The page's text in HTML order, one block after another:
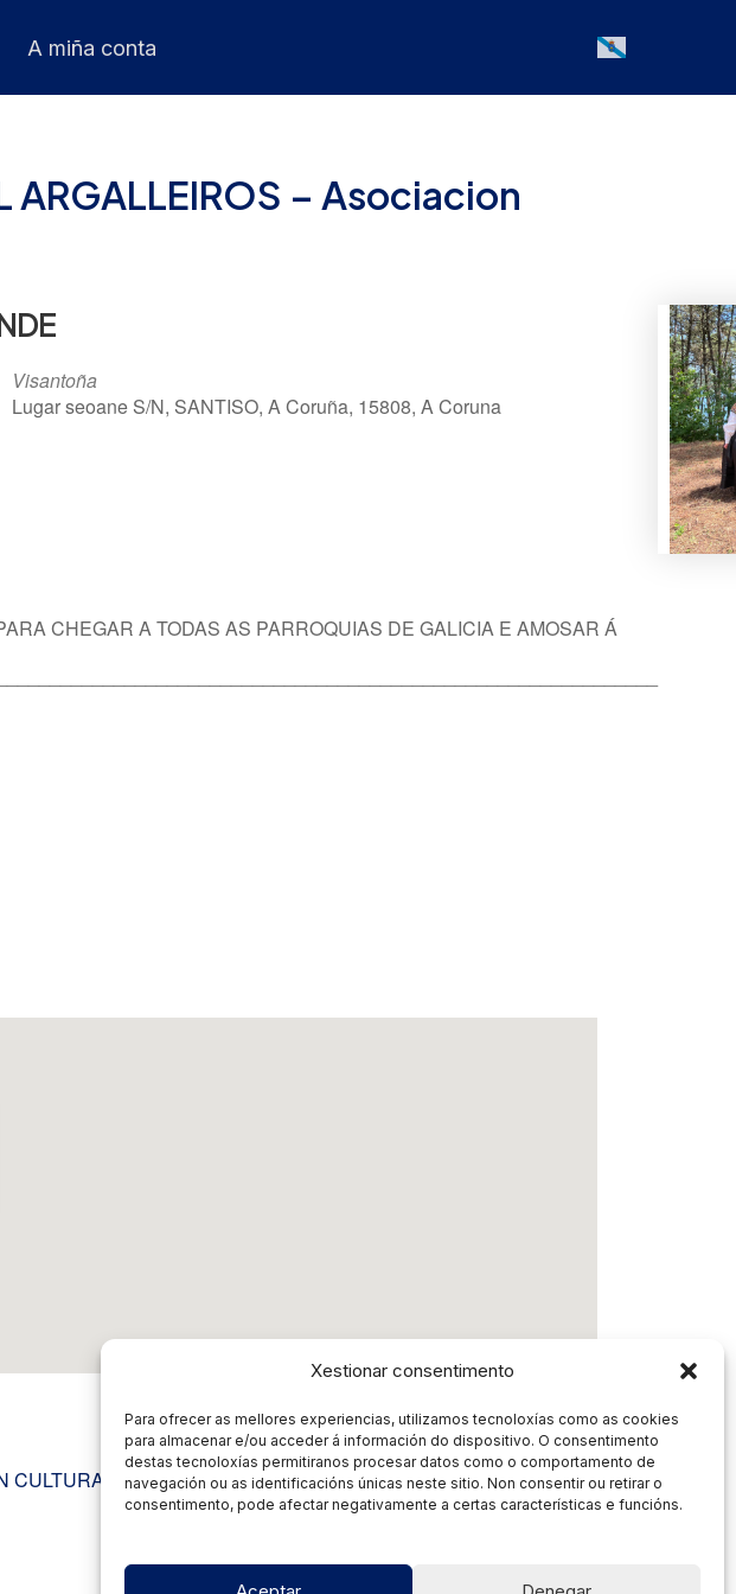
Xestionar consentimento
Para ofrecer as mellores experiencias, utilizamos tecnoloxías como as cookies
para almacenar e/ou acceder á información do dispositivo. O consentimento
destas tecnoloxías permitiranos procesar datos como o comportamento de
navegación ou as identificacións únicas neste sitio. Non consentir ou retirar o
consentimento, pode afectar negativamente a certas características e funcións.
A miña conta
Galician
ARGALLEIROS – Asociacion
Visantoña
Lugar seoane S/N, SANTISO, A Coruña, 15808, A Coruna
CHEGAR A TODAS AS PARROQUIAS DE GALICIA E AMOSAR Á
CULTURAL ARGALLEIROS- 10 de Outubro de 2026 - 13:30